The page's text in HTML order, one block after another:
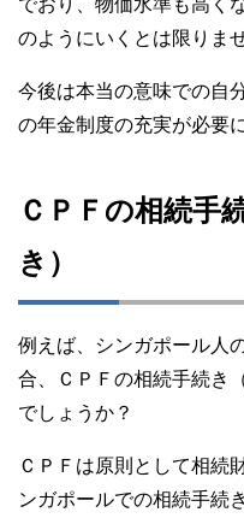
のようにいくとは限りませ
今後は本当の意味での自
の年金制度の充実が必要
ＣＰＦの相続手
き）
例えば、シンガポール人
合、ＣＰＦの相続手続き
でしょうか？
ＣＰＦは原則として相続
ンガポールでの相続手続